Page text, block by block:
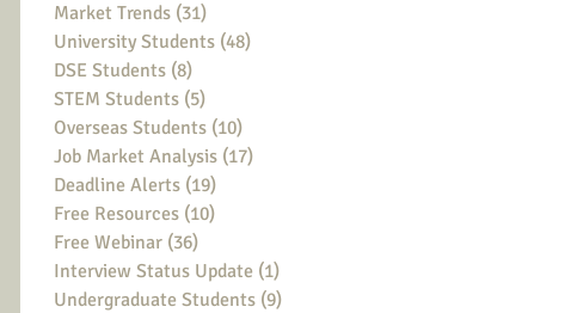
Market Trends (31)
University Students (48)
DSE Students (8)
STEM Students (5)
Overseas Students (10)
Job Market Analysis (17)
Deadline Alerts (19)
Free Resources (10)
Free Webinar (36)
Interview Status Update (1)
Undergraduate Students (9)